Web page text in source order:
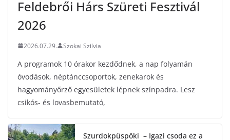
Feldebrői Hárs Szüreti Fesztivál
2026
2026.07.29. Szokai Szilvia
A programok 10 órakor kezdődnek, a nap folyamán
óvodások, néptánccsoportok, zenekarok és
hagyományőrző egyesületek lépnek színpadra. Lesz
csikós- és lovasbemutató,
Szurdokpüspöki – Igazi csoda ez a